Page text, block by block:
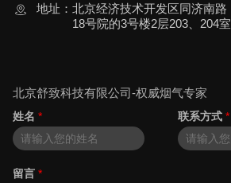
地址： 北京经济技术开发区同济南路
18号院的3号楼2层203、204室
北京舒致科技有限公司-权威烟气专家
姓名 * 联系方式 *
留言 *